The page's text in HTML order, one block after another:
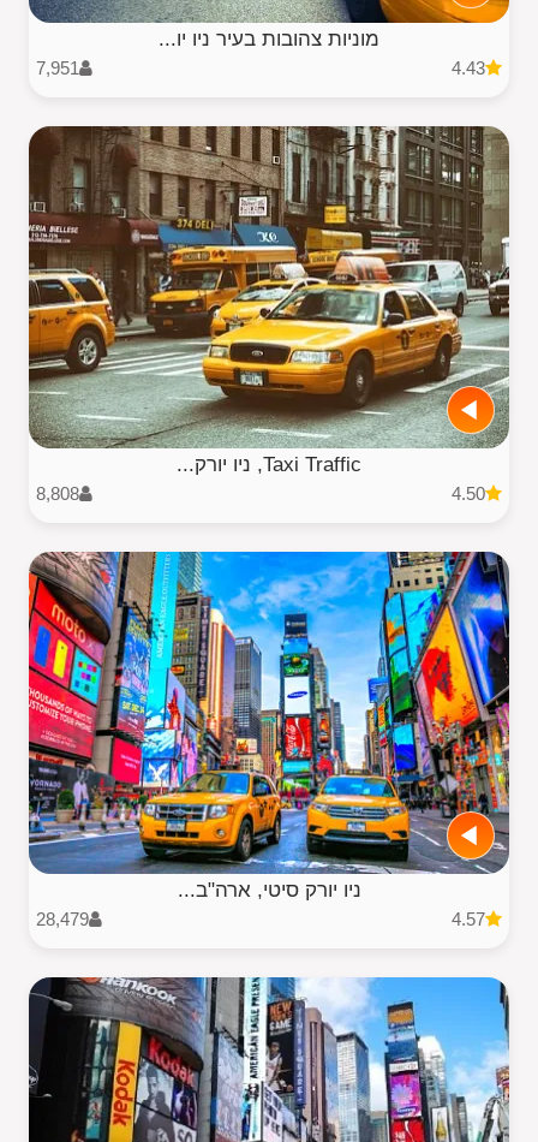
מוניות צהובות בעיר ניו יו...
4.43
7,951
Taxi Traffic, ניו יורק...
4.50
8,808
ניו יורק סיטי, ארה"ב...
4.57
28,479